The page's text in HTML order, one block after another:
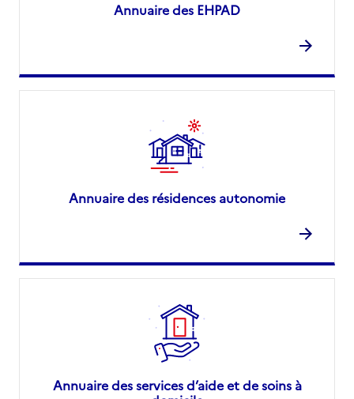
Annuaire des EHPAD
Annuaire des résidences autonomie
Annuaire des services d’aide et de soins à